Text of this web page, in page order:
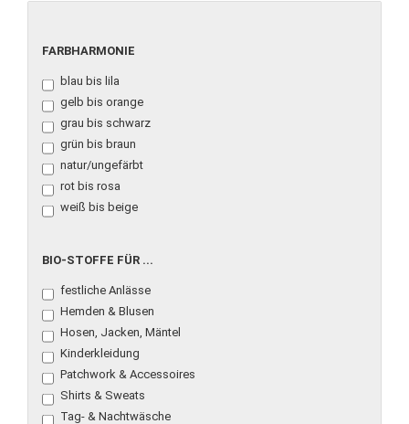
FARBHARMONIE
FARBHARMONIE
blau bis lila
gelb bis orange
grau bis schwarz
grün bis braun
natur/ungefärbt
rot bis rosa
weiß bis beige
BIO-
FÜR
...
BIO-STOFFE FÜR ...
festliche Anlässe
Hemden & Blusen
Hosen, Jacken, Mäntel
Kinderkleidung
Patchwork & Accessoires
Shirts & Sweats
Tag- & Nachtwäsche